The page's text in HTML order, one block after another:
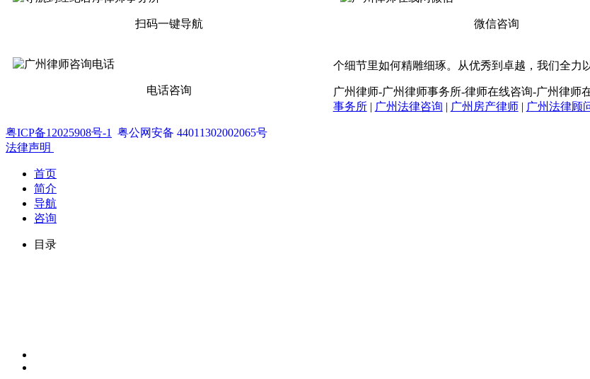
扫码一键导航 微信咨询
电话咨询
个细节里如何精雕细琢。从优秀到卓越，我们全力
广州律师-广州律师事务所-律师在线咨询-广州律师
事务所| 广州法律咨询 | 广州房产律师| 广州法律顾
粤ICP备12025908号-1
粤公网安备 44011302002065号
法律声明
首页
简介
导航
咨询
目录